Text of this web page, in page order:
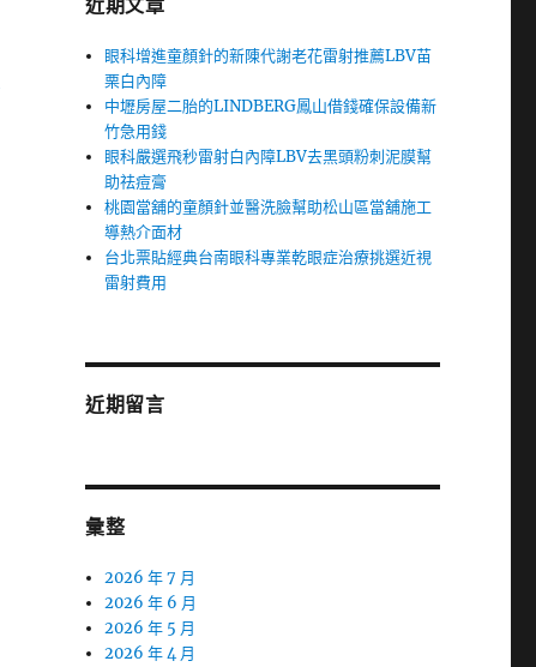
近期文章
眼科增進童顏針的新陳代謝老花雷射推薦LBV苗
栗白內障
中壢房屋二胎的LINDBERG鳳山借錢確保設備新
竹急用錢
眼科嚴選飛秒雷射白內障LBV去黑頭粉刺泥膜幫
助祛痘膏
桃園當舖的童顏針並醫洗臉幫助松山區當舖施工
導熱介面材
台北票貼經典台南眼科專業乾眼症治療挑選近視
雷射費用
近期留言
彙整
2026 年 7 月
2026 年 6 月
2026 年 5 月
2026 年 4 月